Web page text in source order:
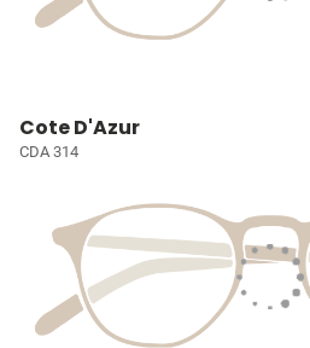
Cote D'Azur
CDA 314